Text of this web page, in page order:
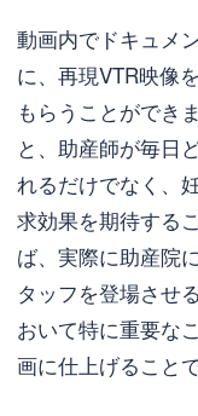
動画内でドキュメ
に、再現VTR映像
もらうことができ
と、助産師が毎日
れるだけでなく、
求効果を期待する
ば、実際に助産院
タッフを登場させ
おいて特に重要な
画に仕上げることで